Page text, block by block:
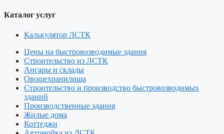
Каталог услуг
Калькулятор ЛСТК
Цены на быстровозводимые здания
Строительство из ЛСТК
Ангары и склады
Овощехранилища
Строительство и производство быстровозводимых
зданий
Производственные здания
Жилые дома
Коттеджи